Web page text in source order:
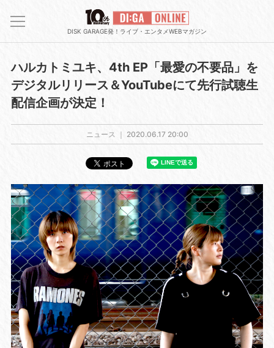
DISK GARAGE発！ライブ・エンタメWEBマガジン
ハルカトミユキ、4th EP「最愛の不要品」を
デジタルリリース＆YouTubeにて先行試聴生
配信企画が決定！
ニュース ｜ 2020.06.17 20:00